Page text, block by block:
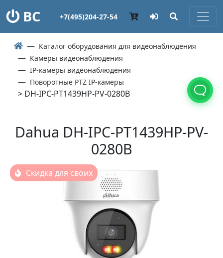
ВС +7(495)204-27-54
Каталог оборудования для видеонаблюдения
Камеры видеонаблюдения
IP-камеры видеонаблюдения
Поворотные PTZ IP-камеры
> DH-IPC-PT1439HP-PV-0280B
Dahua DH-IPC-PT1439HP-PV-
0280B
Скидка для своих